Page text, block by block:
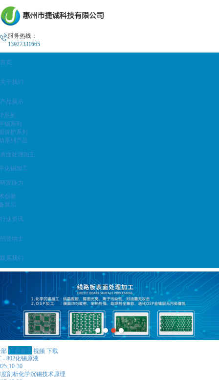
服务热线：
13927331665
首页
关于我们
产品展示
系列
锡系列
保护系列
系列产品
表面处理加工
化锡加工
研发能力
创新
展示
行业资讯
招贤纳士
联系我们
行业资讯 视频 下载
- 802化锡原液
10-30
剖析化学沉锡技术原理